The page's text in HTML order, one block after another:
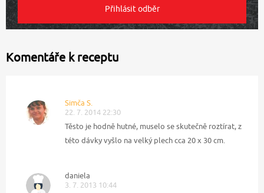
Komentáře k receptu
Simča S.
22. 7. 2014 22:30
Těsto je hodně hutné, muselo se skutečně roztírat, z
této dávky vyšlo na velký plech cca 20 x 30 cm.
daniela
3. 7. 2013 10:44